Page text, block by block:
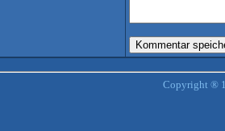
Copyright ®